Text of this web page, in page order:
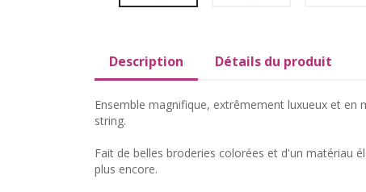
Description Détails du produit
Ensemble magnifique, extrêmement luxueux et
string.
Fait de belles broderies colorées et d'un matériau
plus encore.